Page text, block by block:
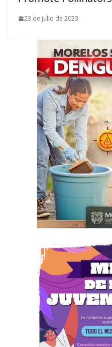
23 de julio de 2023